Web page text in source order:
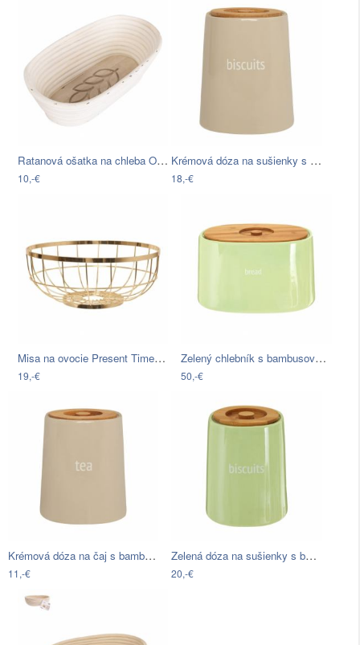
Ratanová ošatka na chleba Orion Klas,…
10,-€
Krémová dóza na sušienky s bambusovým…
18,-€
Misa na ovocie Present Time Open Grid…
19,-€
Zelený chlebník s bambusovým vrchnákom…
50,-€
Krémová dóza na čaj s bambusovým…
11,-€
Zelená dóza na sušienky s bambusovým…
20,-€